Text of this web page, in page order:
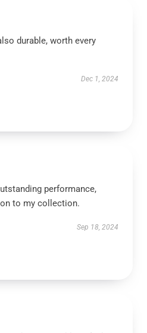
durable, worth every
Dec 1, 2024
performance,
to my collection.
Sep 18, 2024